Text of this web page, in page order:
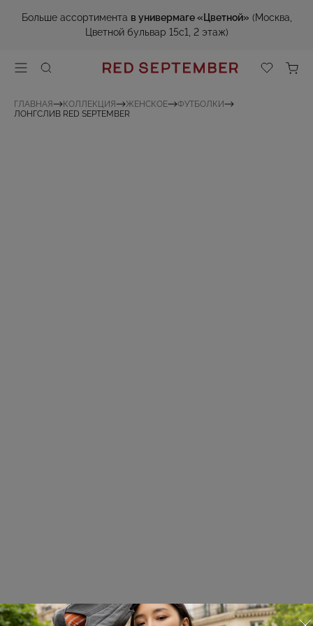
Больше ассортимента в универмаге «Цветной» (Москва,
Цветной бульвар 15с1, 2 этаж)
ГЛАВНАЯ КОЛЛЕКЦИЯ ЖЕНСКОЕ
ФУТБОЛКИ
ЛОНГСЛИВ RED SEPTEMBER